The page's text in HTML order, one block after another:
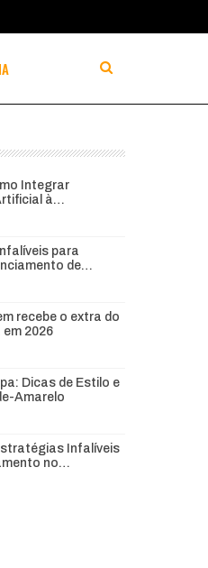
Integrar
à…
para
de…
recebe o extra do
em 2026
Dicas de Estilo e
Amarelo
Infalíveis
no…